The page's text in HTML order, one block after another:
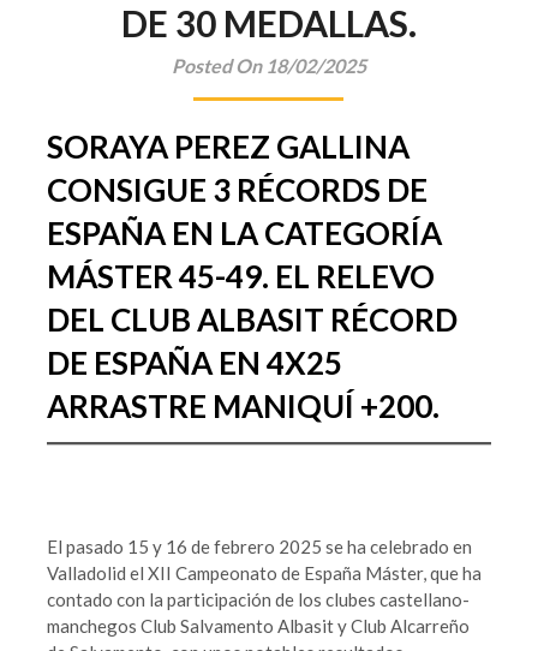
DE 30 MEDALLAS.
Posted On 18/02/2025
SORAYA PEREZ GALLINA
CONSIGUE 3 RÉCORDS DE
ESPAÑA EN LA CATEGORÍA
MÁSTER 45-49. EL RELEVO
DEL CLUB ALBASIT RÉCORD
DE ESPAÑA EN 4X25
ARRASTRE MANIQUÍ +200.
El pasado 15 y 16 de febrero 2025 se ha celebrado en
Valladolid el XII Campeonato de España Máster, que ha
contado con la participación de los clubes castellano-
manchegos Club Salvamento Albasit y Club Alcarreño